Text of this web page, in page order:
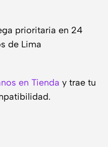
prioritaria en 24
de Lima
en Tienda y trae tu